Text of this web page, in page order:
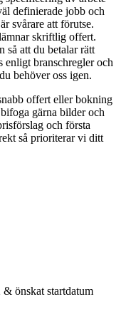
definierade jobb och
svårare att förutse.
skriftlig offert.
så att du betalar rätt
branschregler och
behöver oss igen.
offert eller bokning
gärna bilder och
och första
så prioriterar vi ditt
önskat startdatum